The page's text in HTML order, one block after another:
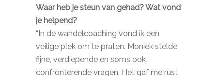
Waar heb je steun van gehad? Wat vond
je helpend?
“In de wandelcoaching vond ik een
veilige plek om te praten. Moniek stelde
fijne, verdiepende en soms ook
confronterende vragen. Het gaf me rust